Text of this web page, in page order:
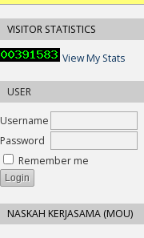
VISITOR STATISTICS
View My Stats
USER
Username
Password
Remember me
NASKAH KERJASAMA (MOU)